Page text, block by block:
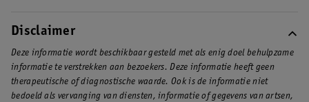
Disclaimer
Deze informatie wordt beschikbaar gesteld met als enig doel behulpzame
informatie te verstrekken aan bezoekers. Deze informatie heeft geen
therapeutische of diagnostische waarde. Ook is de informatie niet
bedoeld als vervanging van diensten, informatie of gegevens van artsen,